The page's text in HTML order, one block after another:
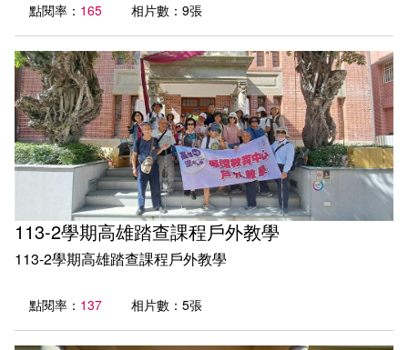
點閱率： 165 相片數：9張
113-2學期高雄踏查課程戶外教學
113-2學期高雄踏查課程戶外教學
點閱率： 137 相片數：5張